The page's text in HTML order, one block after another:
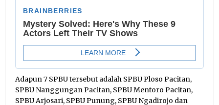
Adapun 7 SPBU tersebut adalah SPBU Ploso Pacitan,
SPBU Nanggungan Pacitan, SPBU Mentoro Pacitan,
SPBU Arjosari, SPBU Punung, SPBU Ngadirojo dan